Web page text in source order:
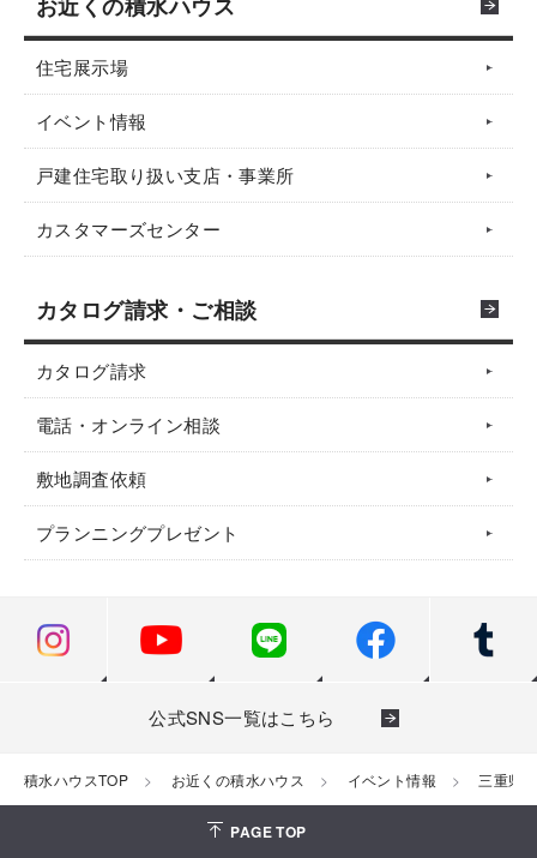
住宅展示場
イベント情報
戸建住宅取り扱い支店・事業所
カスタマーズセンター
カタログ請求・ご相談
カタログ請求
電話・オンライン相談
敷地調査依頼
プランニングプレゼント
公式SNS一覧はこちら
積水ハウスTOP お近くの積水ハウス イベント情報 三重県
PAGE TOP